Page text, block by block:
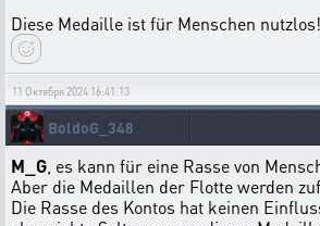
Diese Medaille ist für Menschen nutzlos!
11 Октября 2024 16:41:13
BoldoG_348
M_G , es kann für eine Rasse von
Aber die Medaillen der Flotte werden
Die Rasse des Kontos hat keinen